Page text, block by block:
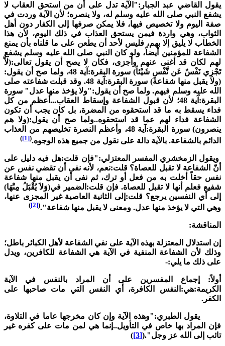
القاضي عبد الجبار:"الآية تدل على أن من استحق العقاب لا
النبي صلى الله عليه وسلم له، ولا ينصره؛ لأن الآية وردت في
اليوم ولا تخصيص فيها، فلا يمكن صرفها إلى الكفار دون أهل
وهي واردة فيمن يستحق العذاب في ذلك اليوم، لأن هذا
لا يليق إلا بهم، فليس لأحد أن يطعن على ما قلناه بأن يمنع
للمؤمنين أيضاً، ولو كان النبي صلى الله عليه وسلم يشفع
لكان قد أغنى عنهم وأجزى، فكان لا يصح أن يقول تعالى:(لاَّ
تَجْزِي نَفْسٌ عَن نَّفْسٍ شَيْئاً) سورة البقرة:آية 48، ولما صح أن يقول:
(ولا يقبل منها شفاعة) سورة البقرة:آية 48. وقد قبلت شفاعته صلى
عليه وسلم فيهم. ولما صح أن يقول:"ولا يؤخذ منها عدل" سورة
البقرة:آية 48؛ لأن قبول الشفاعة وإسقاط العقاب...أعظم من كل
يسقط به ما قد استحقوه من المضرة، بل كان يجب أن تكون
فداء لهم عما قد استحقوه..ولما صح أن يقول:(ولا هم
ينصرون) سورة البقرة:آية 48، وأعظم النصرة تخليصهم من العذاب
بالشفاعة. بالآية دالة على نقول من جميع هذه الوجوه.
)
الزمخشري المفسر المعتزلي:"فإن قلت:هل فيه دليل على
الشفاعة لا تقبل للعصاة؟ قلت:نعم، لأنه نفى أن تقضي نفس عن
حقاً أخلت به من فعل أو ترك، ثم نفى أن يقبل منها شفاعة
فعلم أنها لا تقبل للعصاة. فإن قلت:الضمير في(وَلاَ يُقْبَلُ مِنْهَا)
أي النفسين يرجع؟ قلت:إلى الثانية العاصية غير المجزى عنها،
التي لا يؤخذ منها عدل. ومعنى لا يقبل منها شفاعة". (
[2]
)
استدلال المعتزلة بهذه الآية على نفي الشفاعة لأهل الكبائر باطل؛
لأن الشفاعة المنفية في الآية هي الشفاعة للكافرين، ويدل
ذلك ما يلي:-
إجماع المفسرين على أن المراد بالنفس في الآية
الكافرة، أي النفس التي مات صاحبها على
الطبري:"وهذه الآية وإن كان مخرجها عاما في التلاوة،
المراد بها خاص في التأويل..إنما هي لمن مات على كفره غير
إلى الله عز وجل".([3]
)